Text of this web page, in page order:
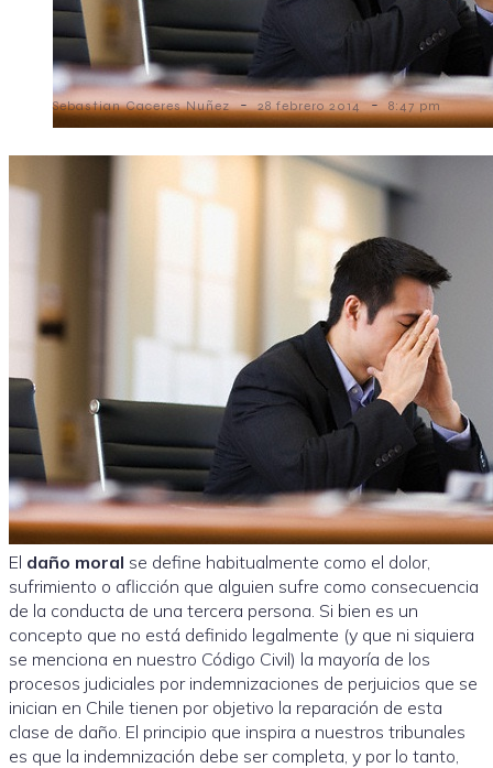
Sebastian Caceres Nuñez - 28 febrero 2014 - 8:47 pm
El daño moral se define habitualmente como el dolor,
sufrimiento o aflicción que alguien sufre como consecuencia
de la conducta de una tercera persona. Si bien es un
concepto que no está definido legalmente (y que ni siquiera
se menciona en nuestro Código Civil) la mayoría de los
procesos judiciales por indemnizaciones de perjuicios que se
inician en Chile tienen por objetivo la reparación de esta
clase de daño. El principio que inspira a nuestros tribunales
es que la indemnización debe ser completa, y por lo tanto,